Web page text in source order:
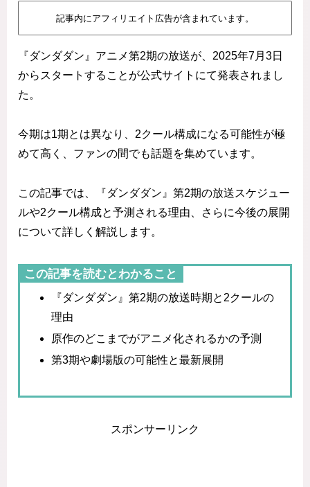
記事内にアフィリエイト広告が含まれています。
『ダンダダン』アニメ第2期の放送が、2025年7月3日
からスタートすることが公式サイトにて発表されまし
た。
今期は1期とは異なり、2クール構成になる可能性が極
めて高く、ファンの間でも話題を集めています。
この記事では、『ダンダダン』第2期の放送スケジュー
ルや2クール構成と予測される理由、さらに今後の展開
について詳しく解説します。
この記事を読むとわかること
『ダンダダン』第2期の放送時期と2クールの
理由
原作のどこまでがアニメ化されるかの予測
第3期や劇場版の可能性と最新展開
スポンサーリンク